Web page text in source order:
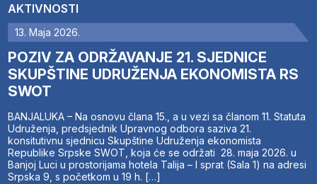
AKTIVNOSTI
13. Maja 2026.
POZIV ZA ODRŽAVANJE 21. SJEDNICE
SKUPŠTINE UDRUŽENJA EKONOMISTA RS
SWOT
BANJALUKA – Na osnovu člana 15., a u vezi sa članom 11. Statuta
Udruženja, predsjednik Upravnog odbora saziva 21.
konsitutivnu sjednicu Skupštine Udruženja ekonomista
Republike Srpske SWOT, koja će se održati 28. maja 2026. u
Banjoj Luci u prostorijama hotela Talija – I sprat (Sala 1) na adresi
Srpska 9, s početkom u 19 h. […]